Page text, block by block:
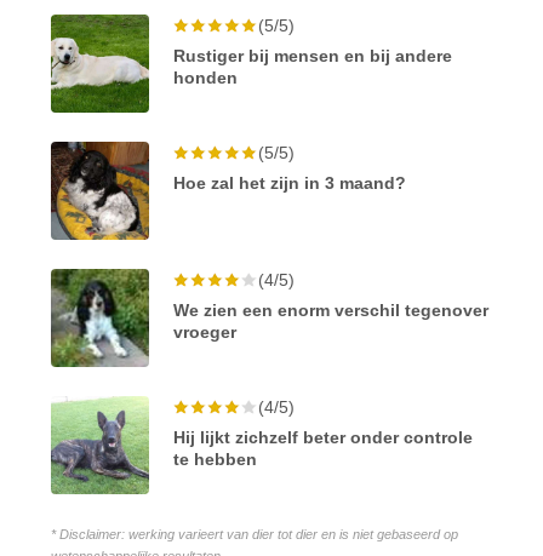
(5/5)
Rustiger bij mensen en bij andere
honden
(5/5)
Hoe zal het zijn in 3 maand?
(4/5)
We zien een enorm verschil tegenover
vroeger
(4/5)
Hij lijkt zichzelf beter onder controle
te hebben
* Disclaimer: werking varieert van dier tot dier en is niet gebaseerd op